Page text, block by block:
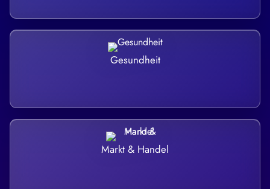
Gesundheit
Markt & Handel